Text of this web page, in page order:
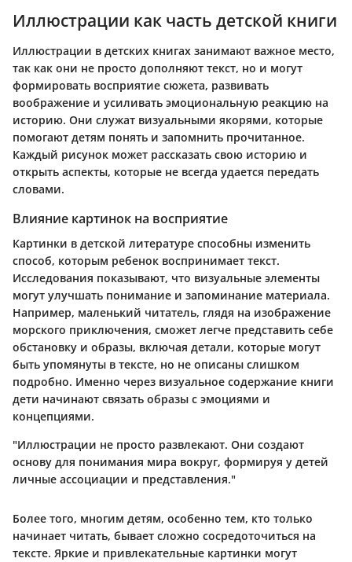
Иллюстрации как часть детской книги
Иллюстрации в детских книгах занимают важное место,
так как они не просто дополняют текст, но и могут
формировать восприятие сюжета, развивать
воображение и усиливать эмоциональную реакцию на
историю. Они служат визуальными якорями, которые
помогают детям понять и запомнить прочитанное.
Каждый рисунок может рассказать свою историю и
открыть аспекты, которые не всегда удается передать
словами.
Влияние картинок на восприятие
Картинки в детской литературе способны изменить
способ, которым ребенок воспринимает текст.
Исследования показывают, что визуальные элементы
могут улучшать понимание и запоминание материала.
Например, маленький читатель, глядя на изображение
морского приключения, сможет легче представить себе
обстановку и образы, включая детали, которые могут
быть упомянуты в тексте, но не описаны слишком
подробно. Именно через визуальное содержание книги
дети начинают связать образы с эмоциями и
концепциями.
"Иллюстрации не просто развлекают. Они создают
основу для понимания мира вокруг, формируя у детей
личные ассоциации и представления."
Более того, многим детям, особенно тем, кто только
начинает читать, бывает сложно сосредоточиться на
тексте. Яркие и привлекательные картинки могут